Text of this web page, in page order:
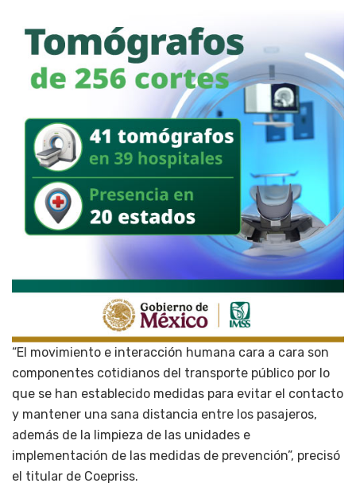
“El movimiento e interacción humana cara a cara son
componentes cotidianos del transporte público por lo
que se han establecido medidas para evitar el contacto
y mantener una sana distancia entre los pasajeros,
además de la limpieza de las unidades e
implementación de las medidas de prevención”, precisó
el titular de Coepriss.